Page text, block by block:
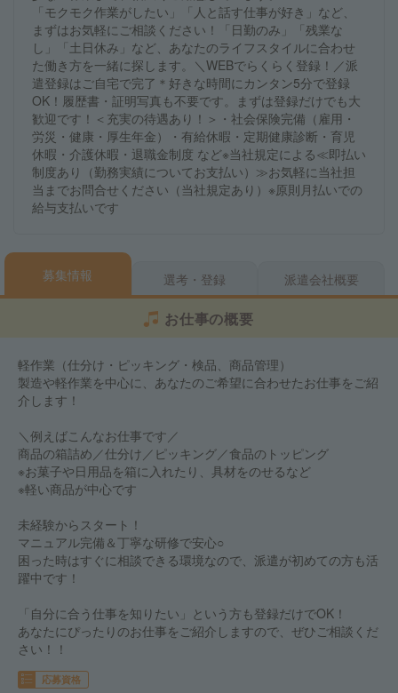
「モクモク作業がしたい」「人と話す仕事が好き」など、
まずはお気軽にご相談ください！「日勤のみ」「残業な
し」「土日休み」など、あなたのライフスタイルに合わせ
た働き方を一緒に探します。＼WEBでらくらく登録！／派
遣登録はご自宅で完了＊好きな時間にカンタン5分で登録
OK！履歴書・証明写真も不要です。まずは登録だけでも大
歓迎です！＜充実の待遇あり！＞・社会保険完備（雇用・
労災・健康・厚生年金）・有給休暇・定期健康診断・育児
休暇・介護休暇・退職金制度 など※当社規定による≪即払い
制度あり（勤務実績についてお支払い）≫お気軽に当社担
当までお問合せください（当社規定あり）※原則月払いでの
給与支払いです
募集情報 選考・登録 派遣会社概要
お仕事の概要
軽作業（仕分け・ピッキング・検品、商品管理）
製造や軽作業を中心に、あなたのご希望に合わせたお仕事をご紹
介します！
＼例えばこんなお仕事です／
商品の箱詰め／仕分け／ピッキング／食品のトッピング
※お菓子や日用品を箱に入れたり、具材をのせるなど
※軽い商品が中心です
未経験からスタート！
マニュアル完備＆丁寧な研修で安心○
困った時はすぐに相談できる環境なので、派遣が初めての方も活
躍中です！
「自分に合う仕事を知りたい」という方も登録だけでOK！
あなたにぴったりのお仕事をご紹介しますので、ぜひご相談くだ
さい！！
応募資格